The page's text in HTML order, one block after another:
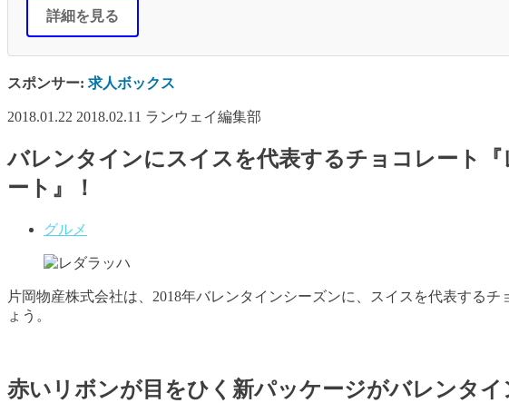
詳細を見る
スポンサー: 求人ボックス
2018.01.22 2018.02.11 ランウェイ編集部
バレンタインにスイスを代表するチョコレート
ート』！
グルメ
片岡物産株式会社は、2018年バレンタインシーズンに、スイスを代表する
ょう。
赤いリボンが目をひく新パッケージがバレンタ